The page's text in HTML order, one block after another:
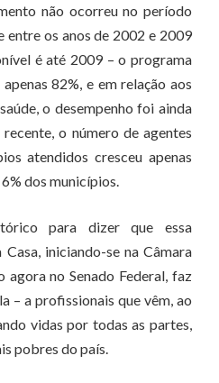
não ocorreu no período
entre os anos de 2002 e 2009
é até 2009 – o programa
82%, e em relação aos
o desempenho foi ainda
o número de agentes
atendidos cresceu apenas
dos municípios.
para dizer que essa
iniciando-se na Câmara
agora no Senado Federal, faz
– a profissionais que vêm, ao
vidas por todas as partes,
pobres do país.